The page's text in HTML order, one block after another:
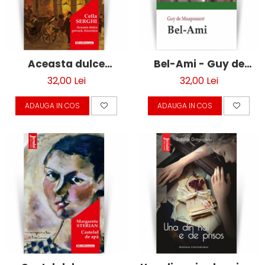
Aceasta dulce
povara, tineretea -
Cella Serghi
32,00 Lei
ADAUGA IN COS
Bel-Ami - Guy de
Maupassant
32,00 Lei
ADAUGA IN COS